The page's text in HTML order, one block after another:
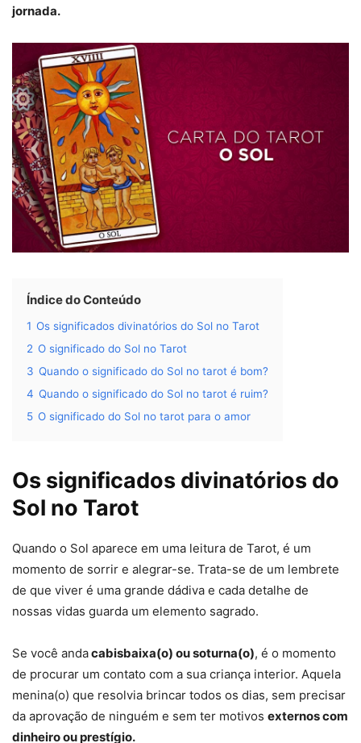
jornada.
Índice do Conteúdo
1 Os significados divinatórios do Sol no Tarot
2 O significado do Sol no Tarot
3 Quando o significado do Sol no tarot é bom?
4 Quando o significado do Sol no tarot é ruim?
5 O significado do Sol no tarot para o amor
Os significados divinatórios do
Sol no Tarot
Quando o Sol aparece em uma leitura de Tarot, é um
momento de sorrir e alegrar-se. Trata-se de um lembrete
de que viver é uma grande dádiva e cada detalhe de
nossas vidas guarda um elemento sagrado.
Se você andacabisbaixa(o) ou soturna(o), é o momento
de procurar um contato com a sua criança interior. Aquela
menina(o) que resolvia brincar todos os dias, sem precisar
da aprovação de ninguém e sem ter motivos externos com
dinheiro ou prestígio.